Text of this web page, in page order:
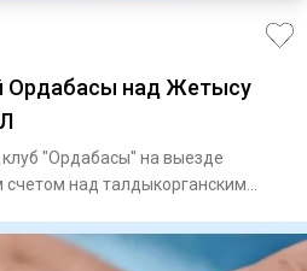
Ордабасы над Жетысу
"Ордабасы" на выезде
над талдыкорганским